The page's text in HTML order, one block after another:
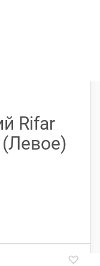
Rifar